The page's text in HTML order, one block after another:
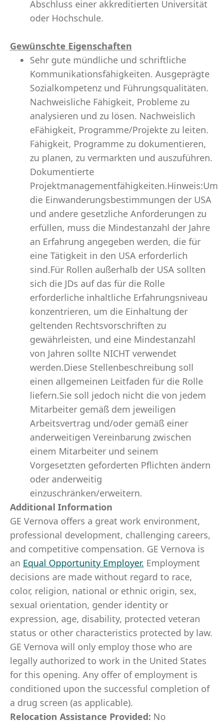
Abschluss einer akkreditierten Universität
oder Hochschule.
Gewünschte Eigenschaften
Sehr gute mündliche und schriftliche
Kommunikationsfähigkeiten. Ausgeprägte
Sozialkompetenz und Führungsqualitäten.
Nachweisliche Fähigkeit, Probleme zu
analysieren und zu lösen. Nachweislich
eFähigkeit, Programme/Projekte zu leiten.
Fähigkeit, Programme zu dokumentieren,
zu planen, zu vermarkten und auszuführen.
Dokumentierte
Projektmanagementfähigkeiten.Hinweis:Um
die Einwanderungsbestimmungen der USA
und andere gesetzliche Anforderungen zu
erfüllen, muss die Mindestanzahl der Jahre
an Erfahrung angegeben werden, die für
eine Tätigkeit in den USA erforderlich
sind.Für Rollen außerhalb der USA sollten
sich die JDs auf das für die Rolle
erforderliche inhaltliche Erfahrungsniveau
konzentrieren, um die Einhaltung der
geltenden Rechtsvorschriften zu
gewährleisten, und eine Mindestanzahl
von Jahren sollte NICHT verwendet
werden.Diese Stellenbeschreibung soll
einen allgemeinen Leitfaden für die Rolle
liefern.Sie soll jedoch nicht die von jedem
Mitarbeiter gemäß dem jeweiligen
Arbeitsvertrag und/oder gemäß einer
anderweitigen Vereinbarung zwischen
einem Mitarbeiter und seinem
Vorgesetzten geforderten Pflichten ändern
oder anderweitig
einzuschränken/erweitern.
Additional Information
GE Vernova offers a great work environment,
professional development, challenging careers,
and competitive compensation. GE Vernova is
an Equal Opportunity Employer. Employment
decisions are made without regard to race,
color, religion, national or ethnic origin, sex,
sexual orientation, gender identity or
expression, age, disability, protected veteran
status or other characteristics protected by law.
GE Vernova will only employ those who are
legally authorized to work in the United States
for this opening. Any offer of employment is
conditioned upon the successful completion of
a drug screen (as applicable).
Relocation Assistance Provided: No